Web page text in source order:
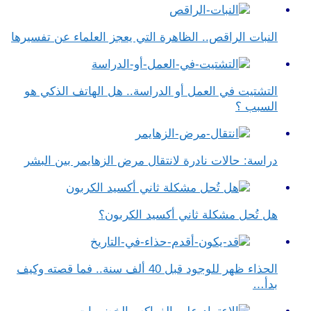
النبات الراقص.. الظاهرة التي يعجز العلماء عن تفسيرها
التشتيت في العمل أو الدراسة.. هل الهاتف الذكي هو
السبب ؟
دراسة: حالات نادرة لانتقال مرض الزهايمر بين البشر
هل تُحل مشكلة ثاني أكسيد الكربون؟
الحذاء ظهر للوجود قبل 40 ألف سنة.. فما قصته وكيف
بدأ…